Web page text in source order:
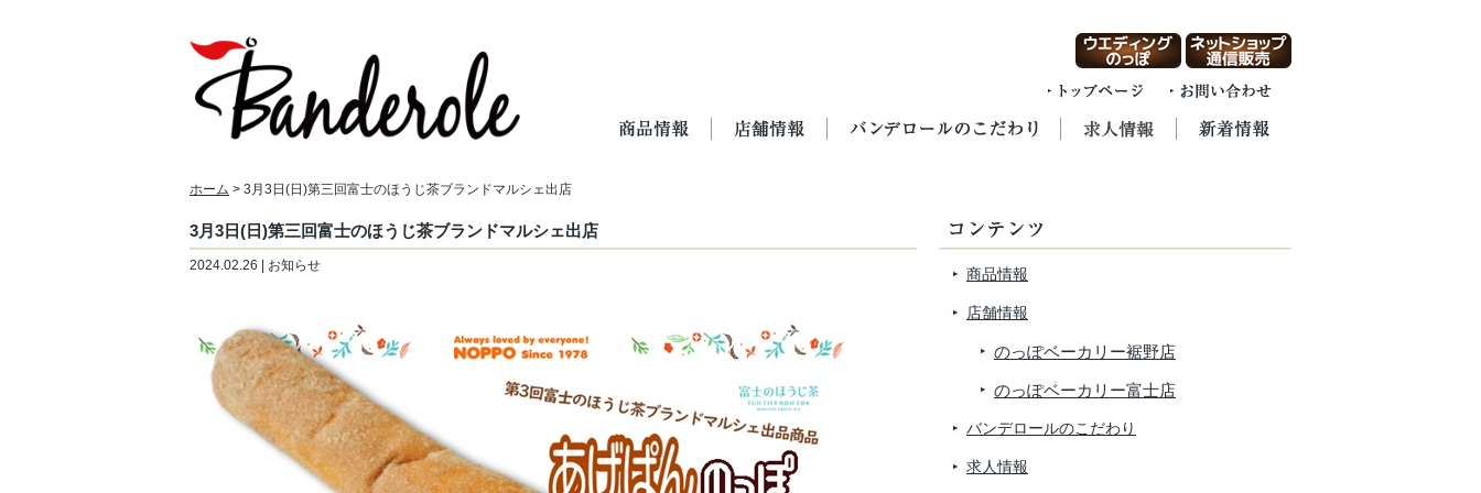
ホーム > 3月3日(日)第三回富士のほうじ茶ブランドマルシェ出店
3月3日(日)第三回富士のほうじ茶ブランドマルシェ出店
2024.02.26 | お知らせ 商品情報
店舗情報
のっぽベーカリー裾野店
のっぽベーカリー富士店
バンデロールのこだわり
求人情報